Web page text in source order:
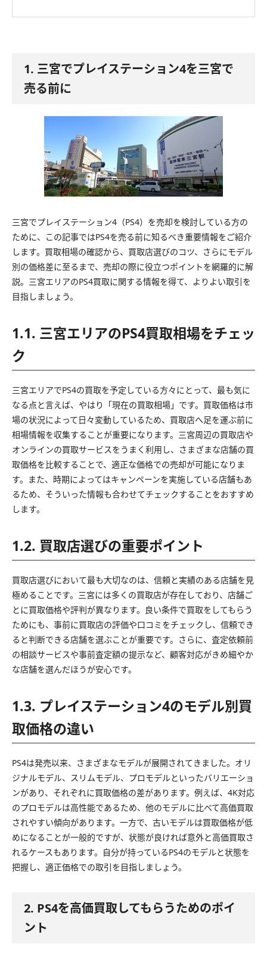
1. 三宮でプレイステーション4を三宮で
売る前に
三宮でプレイステーション4（PS4）を売却を検討している方の
ために、この記事ではPS4を売る前に知るべき重要情報をご紹介
します。買取相場の確認から、買取店選びのコツ、さらにモデル
別の価格差に至るまで、売却の際に役立つポイントを網羅的に解
説。三宮エリアのPS4買取に関する情報を得て、よりよい取引を
目指しましょう。
1.1. 三宮エリアのPS4買取相場をチェッ
ク
三宮エリアでPS4の買取を予定している方々にとって、最も気に
なる点と言えば、やはり「現在の買取相場」です。買取価格は市
場の状況によって日々変動しているため、買取店へ足を運ぶ前に
相場情報を収集することが重要になります。三宮周辺の買取店や
オンラインの買取サービスをうまく利用し、さまざまな店舗の買
取価格を比較することで、適正な価格での売却が可能になりま
す。また、時期によってはキャンペーンを実施している店舗もあ
るため、そういった情報も合わせてチェックすることをおすすめ
します。
1.2. 買取店選びの重要ポイント
買取店選びにおいて最も大切なのは、信頼と実績のある店舗を見
極めることです。三宮には多くの買取店が存在しており、店舗ご
とに買取価格や評判が異なります。良い条件で買取をしてもらう
ためにも、事前に買取店の評価や口コミをチェックし、信頼でき
ると判断できる店舗を選ぶことが重要です。さらに、査定依頼前
の相談サービスや事前査定額の提示など、顧客対応がきめ細やか
な店舗を選んだほうが安心です。
1.3. プレイステーション4のモデル別買
取価格の違い
PS4は発売以来、さまざまなモデルが展開されてきました。オリ
ジナルモデル、スリムモデル、プロモデルといったバリエーショ
ンがあり、それぞれに買取価格の差があります。例えば、4K対応
のプロモデルは高性能であるため、他のモデルに比べて高価買取
されやすい傾向があります。一方で、古いモデルは買取価格が低
めになることが一般的ですが、状態が良ければ意外と高価買取さ
れるケースもあります。自分が持っているPS4のモデルと状態を
把握し、適正価格での取引を目指しましょう。
2. PS4を高価買取してもらうためのポイ
ント